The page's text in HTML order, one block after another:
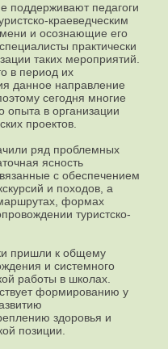
поддерживают педагоги
краеведческим
и осознающие его
практически
таких мероприятий.
в период их
данное направление
сегодня многие
опыта в организации
проектов.
ряд проблемных
ясность
с обеспечением
и походов, а
формах
туристско-
пришли к общему
и системного
работы в школах.
формированию у
здоровья и
позиции.